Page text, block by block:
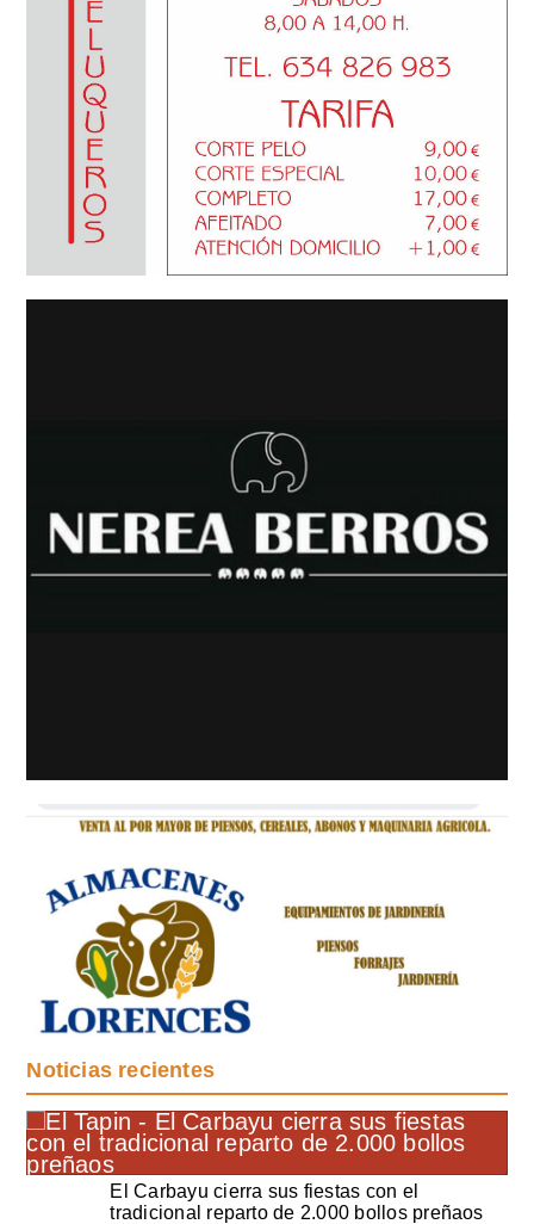
Noticias recientes
El Carbayu cierra sus fiestas con el
tradicional reparto de 2.000 bollos preñaos